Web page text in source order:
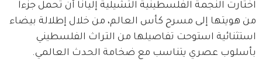
اختارت النجمة الفلسطينية التشيلية إليانا أن تحمل جزءاً
من هويتها إلى مسرح كأس العالم، من خلال إطلالة بيضاء
استثنائية استوحت تفاصيلها من التراث الفلسطيني
بأسلوب عصري يتناسب مع ضخامة الحدث العالمي.